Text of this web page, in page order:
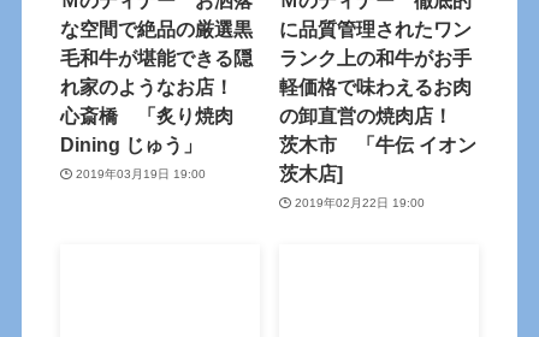
な空間で絶品の厳選黒
毛和牛が堪能できる隠
れ家のようなお店！
心斎橋 「炙り焼肉
Dining じゅう」
2019年03月19日 19:00
に品質管理されたワン
ランク上の和牛がお手
軽価格で味わえるお肉
の卸直営の焼肉店！
茨木市 「牛伝 イオン
茨木店]
2019年02月22日 19:00